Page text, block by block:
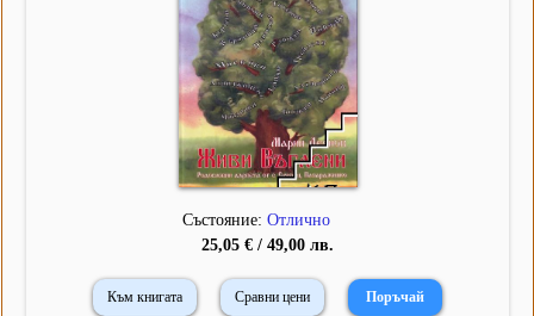
Състояние: Отлично
25,05 € / 49,00 лв.
Към книгата Сравни цени